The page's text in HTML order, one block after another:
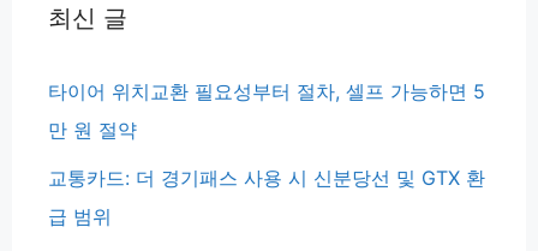
최신 글
타이어 위치교환 필요성부터 절차, 셀프 가능하면 5
만 원 절약
교통카드: 더 경기패스 사용 시 신분당선 및 GTX 환
급 범위